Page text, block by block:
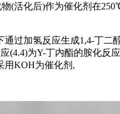
物(活化后)作为催化剂在
过加氢反应生成1,4-丁
(4.4)为Y-丁内酯的胺化
用KOH为催化剂,